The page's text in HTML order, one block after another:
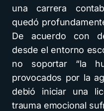
una carrera
quedó
De acuerdo con
desde el entorno
no soportar “la
provocados por la
debió iniciar una
trauma emocional